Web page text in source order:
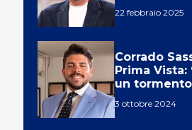
22 febbraio 2025
Corrado
Prima Vista:
un
3 ottobre 2024